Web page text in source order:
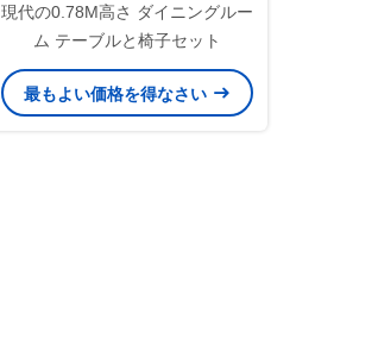
現代の0.78M高さ ダイニングルー
ム テーブルと椅子セット
最もよい価格を得なさい